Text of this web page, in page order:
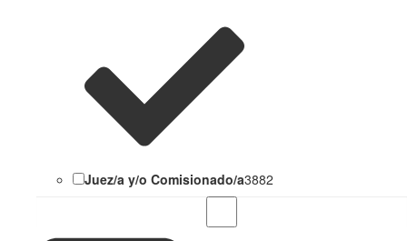
Juez/a y/o Comisionado/a3882